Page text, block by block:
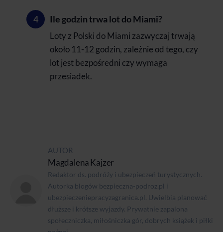
Ile godzin trwa lot do Miami?
Loty z Polski do Miami zazwyczaj trwają
około 11-12 godzin, zależnie od tego, czy
lot jest bezpośredni czy wymaga
przesiadek.
AUTOR
Magdalena Kajzer
Redaktor ds. podróży i ubezpieczeń turystycznych.
Autorka blogów bezpieczna-podroz.pl i
ubezpieczeniepracyzagranica.pl. Uwielbia planować
dłuższe i krótsze wyjazdy. Prywatnie zapalona
społeczniczka, miłośniczka gór, dobrych książek i piłki